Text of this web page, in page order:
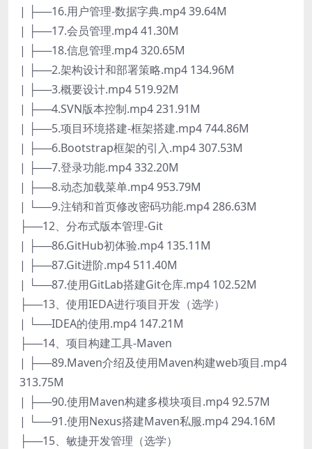
| ├──16.用户管理-数据字典.mp4 39.64M
| ├──17.会员管理.mp4 41.30M
| ├──18.信息管理.mp4 320.65M
| ├──2.架构设计和部署策略.mp4 134.96M
| ├──3.概要设计.mp4 519.92M
| ├──4.SVN版本控制.mp4 231.91M
| ├──5.项目环境搭建-框架搭建.mp4 744.86M
| ├──6.Bootstrap框架的引入.mp4 307.53M
| ├──7.登录功能.mp4 332.20M
| ├──8.动态加载菜单.mp4 953.79M
| └──9.注销和首页修改密码功能.mp4 286.63M
├──12、分布式版本管理-Git
| ├──86.GitHub初体验.mp4 135.11M
| ├──87.Git进阶.mp4 511.40M
| └──87.使用GitLab搭建Git仓库.mp4 102.52M
├──13、使用IEDA进行项目开发（选学）
| └──IDEA的使用.mp4 147.21M
├──14、项目构建工具-Maven
| ├──89.Maven介绍及使用Maven构建web项目.mp4
313.75M
| ├──90.使用Maven构建多模块项目.mp4 92.57M
| └──91.使用Nexus搭建Maven私服.mp4 294.16M
├──15、敏捷开发管理（选学）